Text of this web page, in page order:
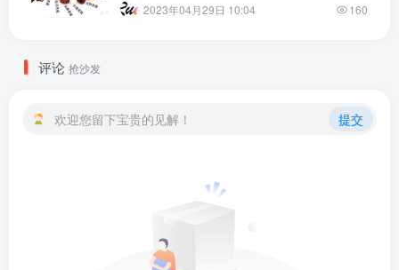
2023年04月29日 10:04 160
评论 抢沙发
欢迎您留下宝贵的见解！ 提交